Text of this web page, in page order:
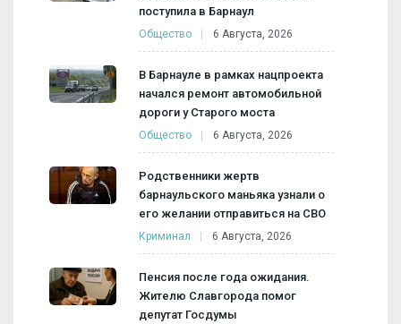
поступила в Барнаул
Общество 6 Августа, 2026
В Барнауле в рамках нацпроекта
начался ремонт автомобильной
дороги у Старого моста
Общество 6 Августа, 2026
Родственники жертв
барнаульского маньяка узнали о
его желании отправиться на СВО
Криминал 6 Августа, 2026
Пенсия после года ожидания.
Жителю Славгорода помог
депутат Госдумы